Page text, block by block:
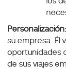
Personalización:
su empresa. Él
oportunidades
de sus viajes